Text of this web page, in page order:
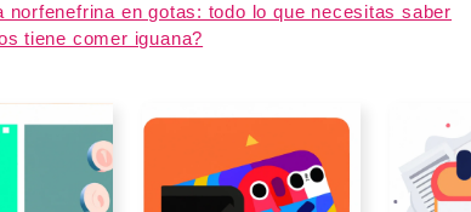
norfenefrina en gotas: todo lo que necesitas saber
tiene comer iguana?